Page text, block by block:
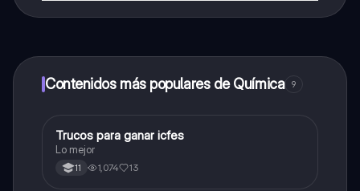
a determinadas funciones.
Contenidos más populares de Química 9
Química
Trucos para ganar icfes
Lo mejor
11 1,074 13